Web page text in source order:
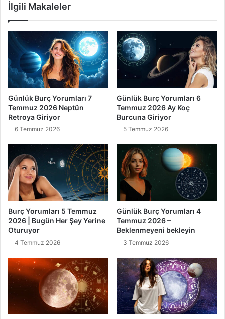
İlgili Makaleler
Günlük Burç Yorumları 7
Temmuz 2026 Neptün
Retroya Giriyor
6 Temmuz 2026
Günlük Burç Yorumları 6
Temmuz 2026 Ay Koç
Burcuna Giriyor
5 Temmuz 2026
Burç Yorumları 5 Temmuz
2026 | Bugün Her Şey Yerine
Oturuyor
4 Temmuz 2026
Günlük Burç Yorumları 4
Temmuz 2026 –
Beklenmeyeni bekleyin
3 Temmuz 2026